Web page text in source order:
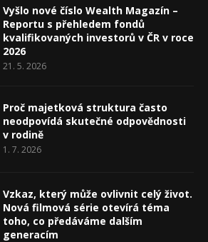
Vyšlo nové číslo Wealth Magazín –
Reportu s přehledem fondů
kvalifikovaných investorů v ČR v roce
2026
21. 5. 2026
Proč majetková struktura často
neodpovídá skutečné odpovědnosti
v rodině
1. 7. 2026
Vzkaz, který může ovlivnit celý život.
Nová filmová série otevírá téma
toho, co předáváme dalším
generacím